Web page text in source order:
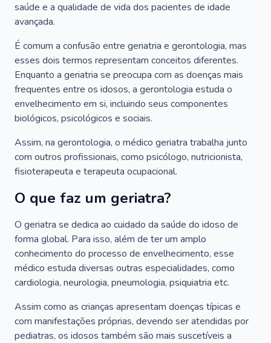
saúde e a qualidade de vida dos pacientes de idade
avançada.
É comum a confusão entre geriatria e gerontologia, mas
esses dois termos representam conceitos diferentes.
Enquanto a geriatria se preocupa com as doenças mais
frequentes entre os idosos, a gerontologia estuda o
envelhecimento em si, incluindo seus componentes
biológicos, psicológicos e sociais.
Assim, na gerontologia, o médico geriatra trabalha junto
com outros profissionais, como psicólogo, nutricionista,
fisioterapeuta e terapeuta ocupacional.
O que faz um geriatra?
O geriatra se dedica ao cuidado da saúde do idoso de
forma global. Para isso, além de ter um amplo
conhecimento do processo de envelhecimento, esse
médico estuda diversas outras especialidades, como
cardiologia, neurologia, pneumologia, psiquiatria etc.
Assim como as crianças apresentam doenças típicas e
com manifestações próprias, devendo ser atendidas por
pediatras, os idosos também são mais suscetíveis a